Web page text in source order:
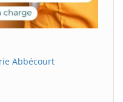
Abbécourt